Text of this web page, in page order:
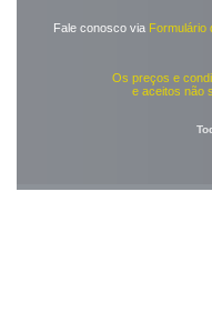
Fale conosco via Formulário
Os preços e
e aceitos não